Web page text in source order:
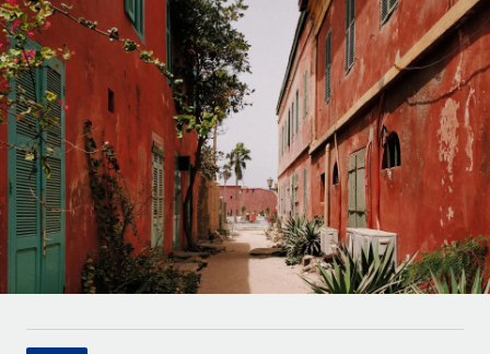
SERVICES
Perguntar a um especialista
Obtenha apoio especializado em RH e
conformidade globais
Parceiros tecnológicos estratégicos
Integre os RH globais na sua plataforma de forma
flexível
CASE STUDIES
Français
Deutsch
Español
Italiano
Português (Portugal)
日本語
한국어